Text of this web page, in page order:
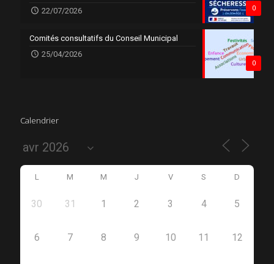
0
22/07/2026
0
Comités consultatifs du Conseil Municipal
25/04/2026
Calendrier
L M M J V S D
30 31 1 2 3 4 5
6 7 8 9 10 11 12